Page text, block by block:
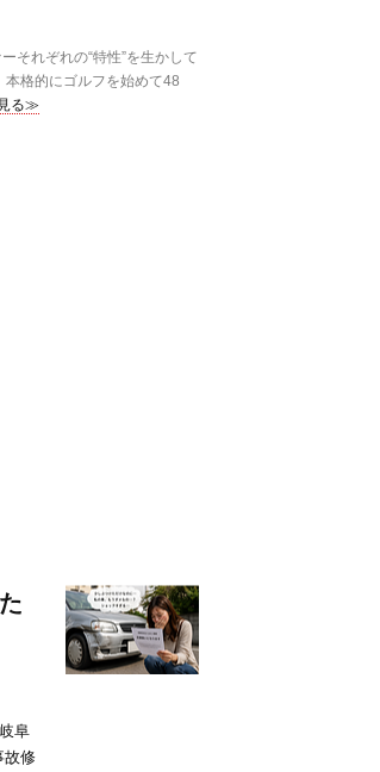
それぞれの“特性”を生かして
格的にゴルフを始めて48
る≫
阜
故修